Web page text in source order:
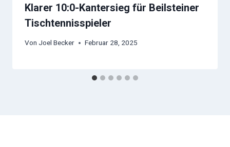
Klarer 10:0-Kantersieg für Beilsteiner
Tischtennisspieler
Von Joel Becker Februar 28, 2025